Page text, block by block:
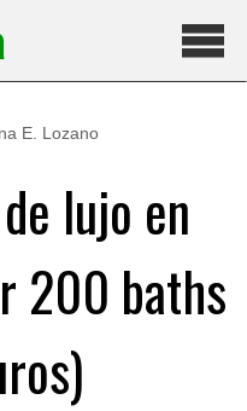
E. Lozano
lujo en
200 baths